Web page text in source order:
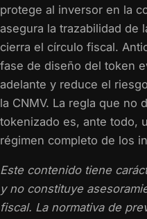
protege al inversor en la
asegura la trazabilidad de
cierra el círculo fiscal.
fase de diseño del token
adelante y reduce el
la CNMV. La regla que no
tokenizado es, ante todo,
régimen completo de los
Este contenido tiene
y no constituye
fiscal. La normativa de